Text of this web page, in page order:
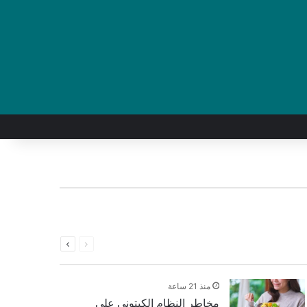
الصفحةالصفحة
منذ 21 ساعة
مخاطر النظام الكيتوني على